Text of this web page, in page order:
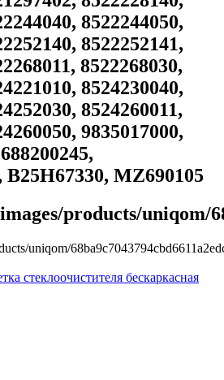
8522244050,
8522252141,
8522268030,
8524230040,
8524260011,
9835017000,
B25H67330, MZ690105
products/uniqom/
uniqom/